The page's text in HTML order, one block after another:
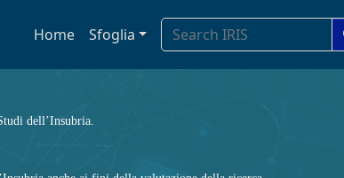
Home Sfoglia
dell’Insubria.